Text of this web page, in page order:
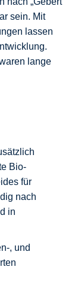
sein. Mit
lassen
lange
Bio-
für
nach
in
, und